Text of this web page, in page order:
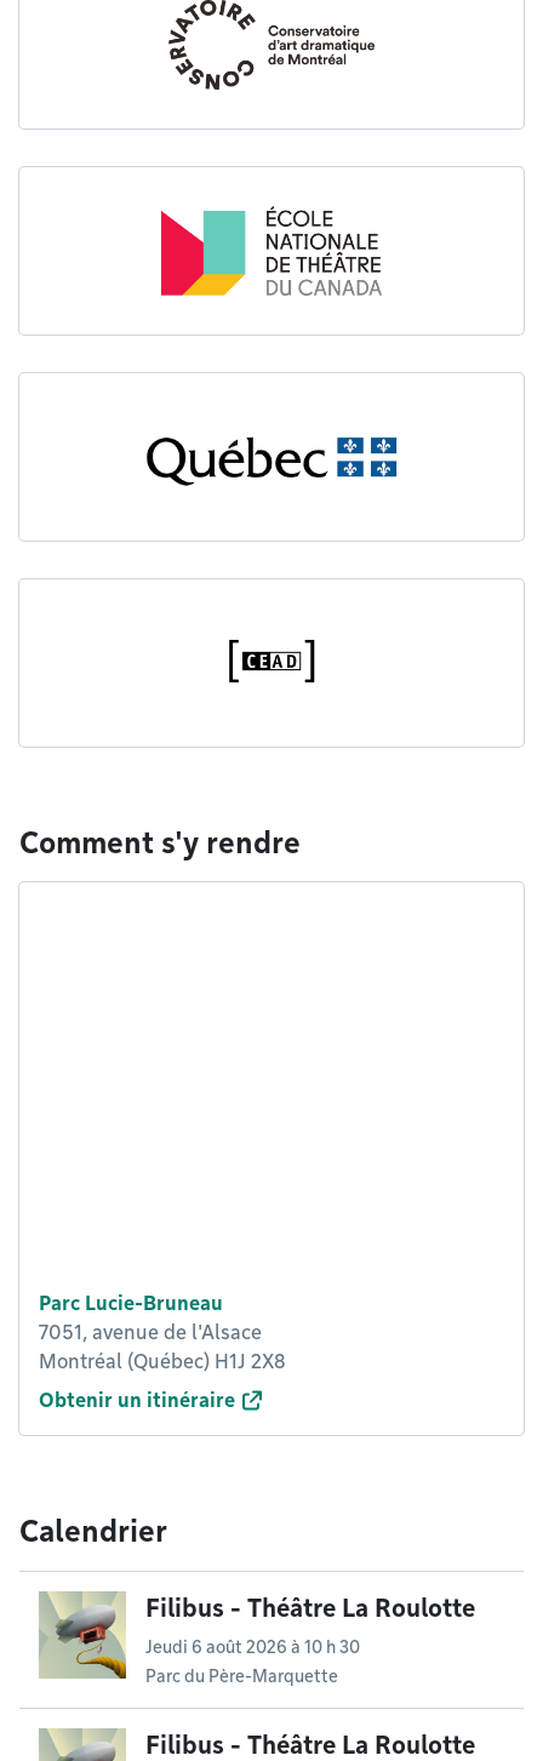
Comment s'y rendre
Parc Lucie-Bruneau
7051, avenue de l'Alsace
Montréal (Québec) H1J 2X8
Obtenir un itinéraire
Calendrier
Filibus - Théâtre La Roulotte
Jeudi 6 août 2026 à 10 h 30
Parc du Père-Marquette
Filibus - Théâtre La Roulotte